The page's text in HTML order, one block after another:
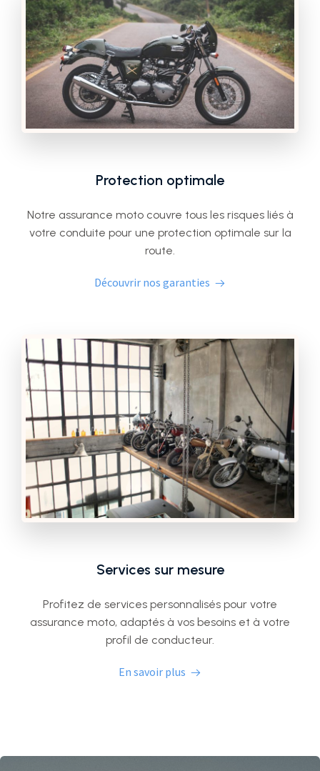
Protection optimale
Notre assurance moto couvre tous les risques liés à
votre conduite pour une protection optimale sur la
route.
Découvrir nos garanties
Services sur mesure
Profitez de services personnalisés pour votre
assurance moto, adaptés à vos besoins et à votre
profil de conducteur.
En savoir plus